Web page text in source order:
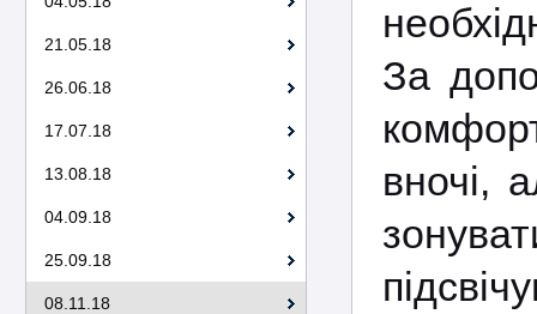
21.05.18
26.06.18
17.07.18
13.08.18
04.09.18
25.09.18
08.11.18
За
вночі,